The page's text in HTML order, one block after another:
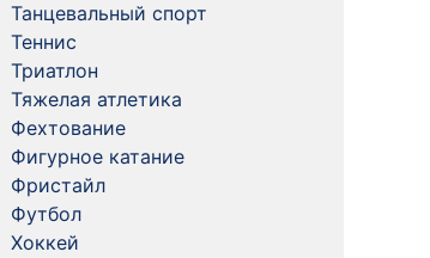
Танцевальный спорт
Теннис
Триатлон
Тяжелая атлетика
Фехтование
Фигурное катание
Фристайл
Футбол
Хоккей